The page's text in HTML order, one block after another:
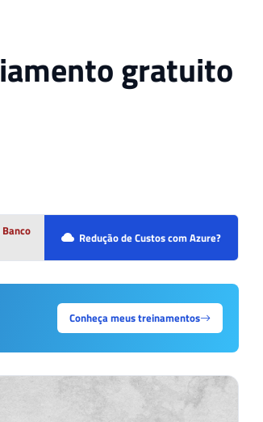
gratuito
Redução de Custos com Azure?
Conheça meus treinamentos